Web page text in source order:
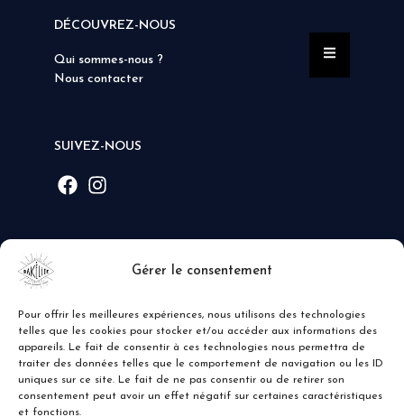
Gérer le consentement
Pour offrir les meilleures expériences, nous utilisons des technologies
telles que les cookies pour stocker et/ou accéder aux informations des
appareils. Le fait de consentir à ces technologies nous permettra de
traiter des données telles que le comportement de navigation ou les ID
uniques sur ce site. Le fait de ne pas consentir ou de retirer son
consentement peut avoir un effet négatif sur certaines caractéristiques
et fonctions.
DÉCOUVREZ-NOUS
Qui sommes-nous ?
Nous contacter
SUIVEZ-NOUS